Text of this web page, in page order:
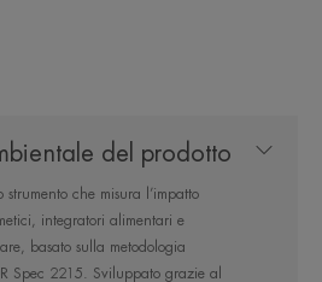
La sua tonalità nude
a partire dai sei mesi di età,
in gravidanza, ai pazienti
tatuata riepitelizzata. La
tollerabilità molto alta per la
del prodotto
strumento che misura l’impatto
integratori alimentari e
basato sulla metodologia
Spec 2215. Sviluppato grazie al